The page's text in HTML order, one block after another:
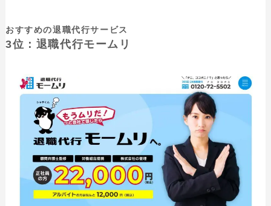
おすすめの退職代行サービス
3位：退職代行モームリ